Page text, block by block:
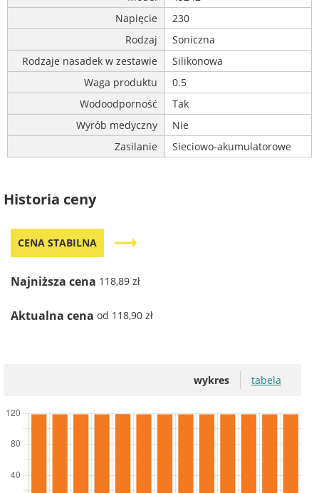
Napięcie
230
Rodzaj
Soniczna
Rodzaje nasadek w zestawie
Silikonowa
Waga produktu
0.5
Wodoodporność
Tak
Wyrób medyczny
Nie
Zasilanie
Sieciowo-akumulatorowe
Historia ceny
CENA STABILNA trending_flat
Najniższa cena 118,89 zł
Aktualna cena od 118,90 zł
wykres tabela